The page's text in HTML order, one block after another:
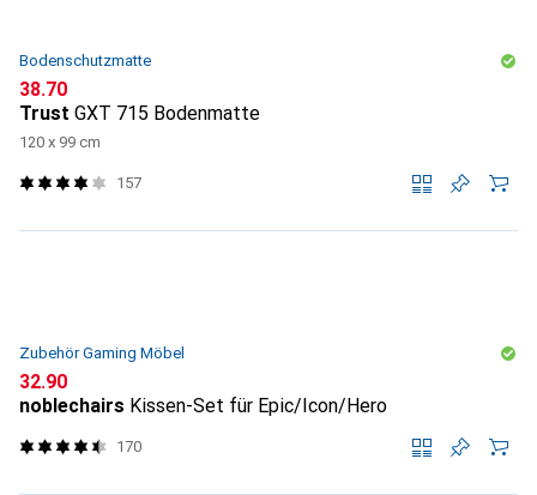
Bodenschutzmatte
CHF
38.70
Trust GXT 715 Bodenmatte
120 x 99 cm
157
Zubehör Gaming Möbel
CHF
32.90
noblechairs Kissen-Set für Epic/Icon/Hero
170